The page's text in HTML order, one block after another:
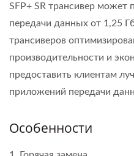
SFP+ SR трансивер может
передачи данных от 1,25
трансиверов
производительности и
предоставить клиентам
приложений передачи
Особенности